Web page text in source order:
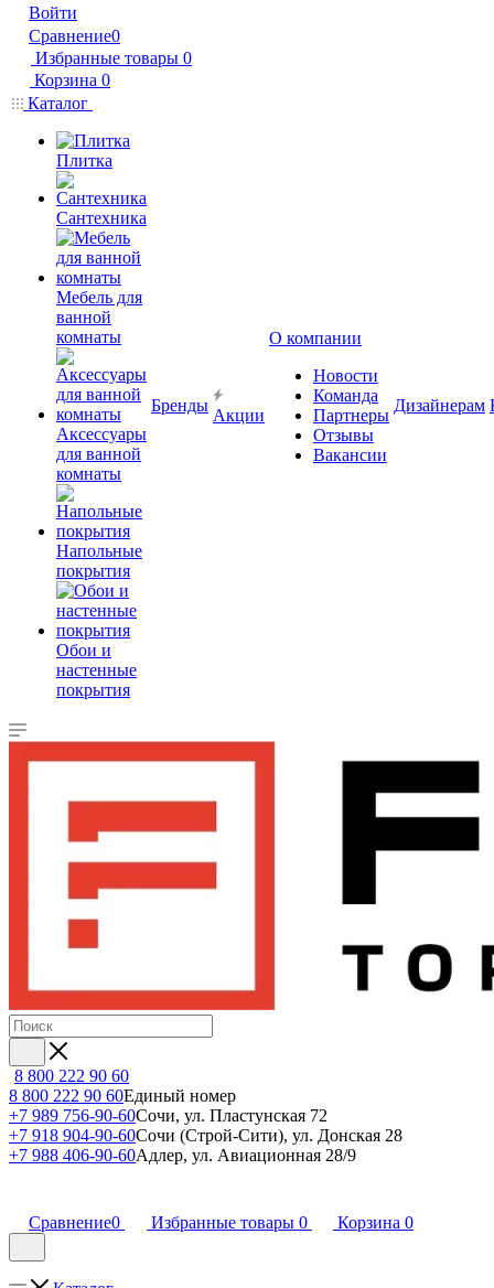
Войти
Сравнение0
Избранные товары 0
Корзина 0
Каталог
Плитка
Сантехника
Мебель для
ванной
комнаты
Аксессуары
для ванной
комнаты
Напольные
покрытия
Обои и
настенные
покрытия
Бренды
Акции
О компании
Новости
Команда
Партнеры
Отзывы
Вакансии
Дизайнерам
8 800 222 90 60
8 800 222 90 60Единый номер
+7 989 756-90-60Сочи, ул. Пластунская 72
+7 918 904-90-60Сочи (Строй-Сити), ул. Донская 28
+7 988 406-90-60Адлер, ул. Авиационная 28/9
Сравнение0 Избранные товары 0 Корзина 0